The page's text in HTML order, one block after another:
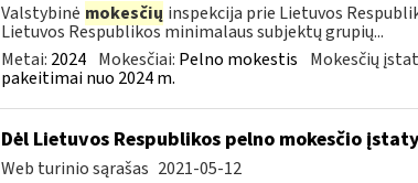
Valstybinė mokesčių inspekcija prie Lietuvos
Lietuvos Respublikos minimalaus subjektų grupių...
Metai: 2024 Mokesčiai: Pelno mokestis Mokesčių
pakeitimai nuo 2024 m.
Dėl Lietuvos Respublikos pelno mokesčio
Web turinio sąrašas 2021-05-12